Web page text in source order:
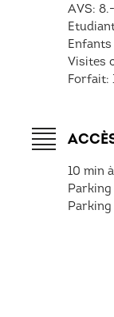
AVS: 8.-
Enfants
Visites
Forfait:
10 min
Parking